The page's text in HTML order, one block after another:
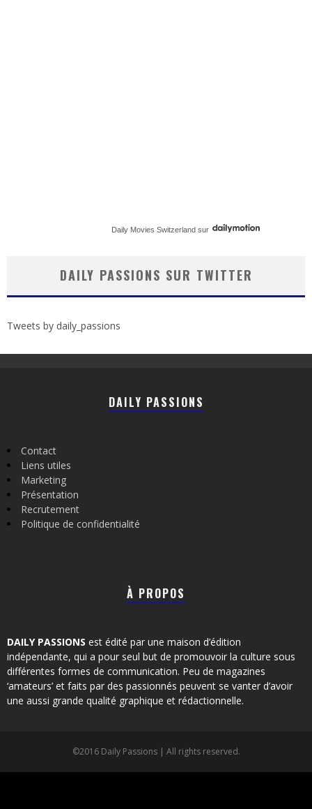
Daily Movies Switzerland sur
DAILY PASSIONS SUR TWITTER
Tweets by daily_passions
DAILY PASSIONS
Contact
Liens utiles
Marketing
Présentation
Recrutement
Politique de confidentialité
À PROPOS
DAILY PASSIONS est édité par une maison d’édition
indépendante, qui a pour seul but de promouvoir la culture sous
différentes formes de communication. Peu de magazines
‘amateurs’ et faits par des passionnés peuvent se vanter d’avoir
une aussi grande qualité graphique et rédactionnelle.
©2016 Daily Passions | All rights reserved.